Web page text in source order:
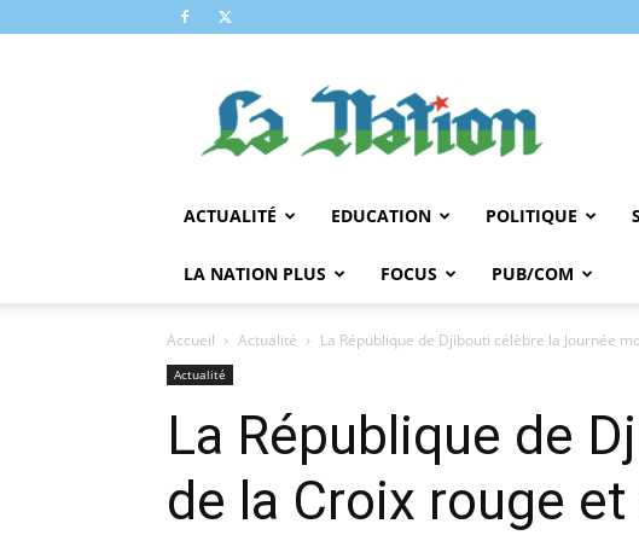
NATION
ACTUALITÉ EDUCATION POLITIQUE
LA NATION PLUS FOCUS PUB/COM
Accueil Actualité La République de Djibouti célèbre la Journée
Actualité
La République de
de la Croix rouge